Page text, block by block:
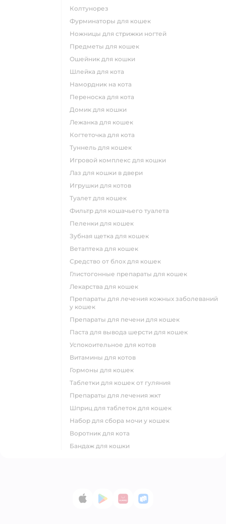
колтунорез
фурминаторы для кошек
ножницы для стрижки ногтей
предметы для кошек
ошейник для кошки
шлейка для кота
намордник на кота
переноска для кота
домик для кошки
лежанка для кошек
когтеточка для кота
туннель для кошек
игровой комплекс для кошки
лаз для кошки в двери
игрушки для котов
туалет для кошек
фильтр для кошачьего туалета
пеленки для кошек
зубная щетка для кошек
ветаптека для кошек
средство от блох для кошек
глистогонные препараты для кошек
лекарства для кошек
препараты для лечения кожных заболеваний
у кошек
препараты для печени для кошек
паста для вывода шерсти для кошек
успокоительное для котов
витамины для котов
гормоны для кошек
таблетки для кошек от гуляния
препараты для лечения жкт
шприц для таблеток для кошек
набор для сбора мочи у кошек
воротник для кота
бандаж для кошки
App StoreGoogle Play
AppGallery
RuStore